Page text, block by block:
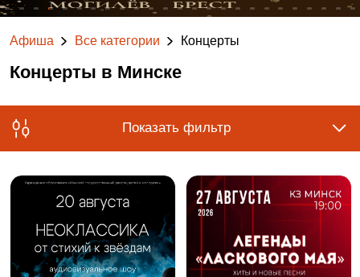
Афиша Все категории Концерты
Концерты в Минске
Показать фильтр